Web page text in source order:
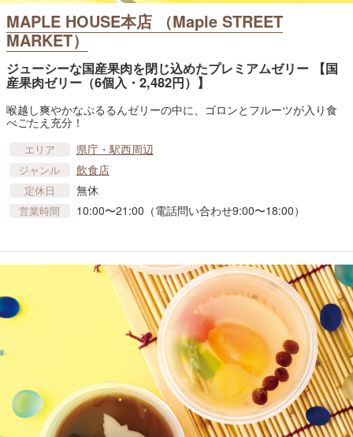
MAPLE HOUSE本店 （Maple STREET
MARKET）
ジューシーな国産果肉を閉じ込めたプレミアムゼリー 【国
産果肉ゼリー（6個入・2,482円）】
喉越し爽やかなぷるるんゼリーの中に、ゴロンとフルーツが入り食
べごたえ充分！
エリア 県庁・駅西周辺
ジャンル 飲食店
定休日 無休
営業時間 10:00〜21:00（電話問い合わせ9:00〜18:00）